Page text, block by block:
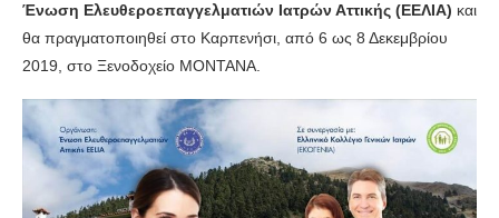
Ένωση Ελευθεροεπαγγελματιών Ιατρών Αττικής (ΕΕΛΙΑ) και
θα πραγματοποιηθεί στο Καρπενήσι, από 6 ως 8 Δεκεμβρίου
2019, στο Ξενοδοχείο MONTANA.